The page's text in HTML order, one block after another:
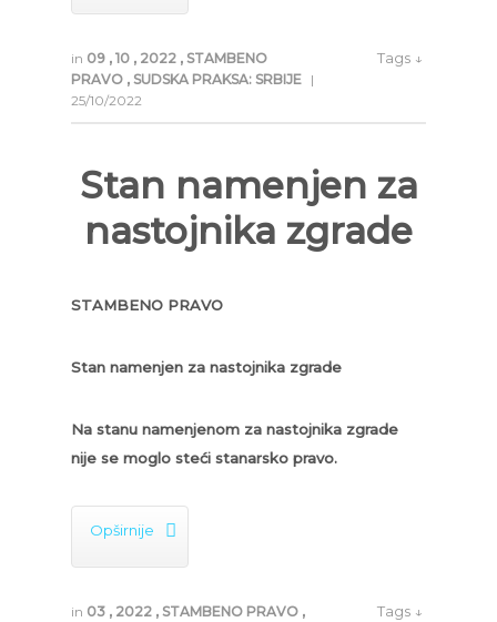
in 09 , 10 , 2022 , STAMBENO
PRAVO , SUDSKA PRAKSA: SRBIJE |
25/10/2022
Tags ↓
Stan namenjen za
nastojnika zgrade
STAMBENO PRAVO
Stan namenjen za nastojnika zgrade
Na stanu namenjenom za nastojnika zgrade
nije se moglo steći stanarsko pravo.
Opširnije 
in 03 , 2022 , STAMBENO PRAVO ,
Tags ↓